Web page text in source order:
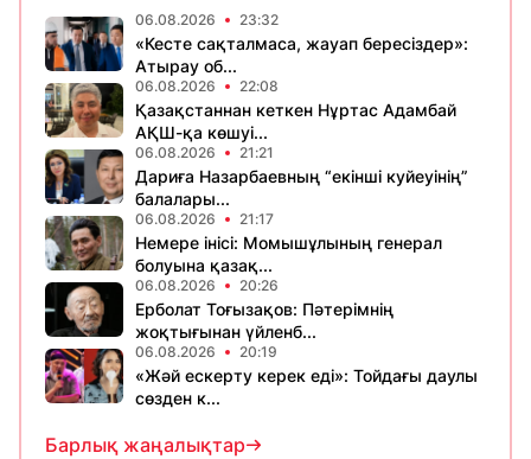
06.08.2026 23:32
«Кесте сақталмаса, жауап бересіздер»:
Атырау об...
06.08.2026 22:08
Қазақстаннан кеткен Нұртас Адамбай
АҚШ-қа көшуі...
06.08.2026 21:21
Дариға Назарбаевның “екінші куйеуінің”
балалары...
06.08.2026 21:17
Немере інісі: Момышұлының генерал
болуына қазақ...
06.08.2026 20:26
Ерболат Тоғызақов: Пәтерімнің
жоқтығынан үйленб...
06.08.2026 20:19
«Жәй ескерту керек еді»: Тойдағы даулы
сөзден к...
Барлық жаңалықтар